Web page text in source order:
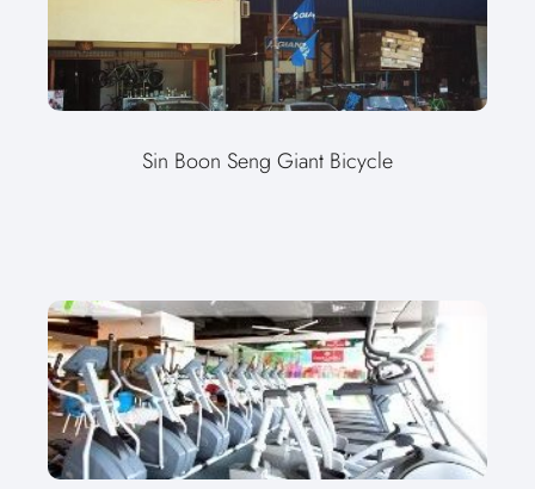
Sin Boon Seng Giant Bicycle